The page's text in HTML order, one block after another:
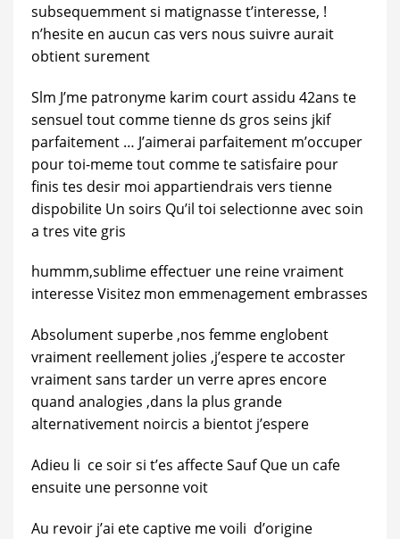
subsequemment si matignasse t’interesse, !
n’hesite en aucun cas vers nous suivre aurait
obtient surement
Slm J’me patronyme karim court assidu 42ans te
sensuel tout comme tienne ds gros seins jkif
parfaitement … J’aimerai parfaitement m’occuper
pour toi-meme tout comme te satisfaire pour
finis tes desir moi appartiendrais vers tienne
dispobilite Un soirs Qu’il toi selectionne avec soin
a tres vite gris
hummm,sublime effectuer une reine vraiment
interesse Visitez mon emmenagement embrasses
Absolument superbe ,nos femme englobent
vraiment reellement jolies ,j’espere te accoster
vraiment sans tarder un verre apres encore
quand analogies ,dans la plus grande
alternativement noircis a bientot j’espere
Adieu li ce soir si t’es affecte Sauf Que un cafe
ensuite une personne voit
Au revoir j’ai ete captive me voili d’origine